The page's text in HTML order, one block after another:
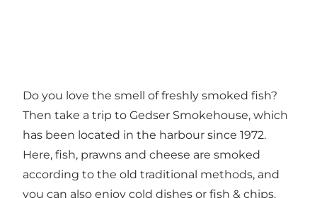
Do you love the smell of freshly smoked fish?
Then take a trip to Gedser Smokehouse, which
has been located in the harbour since 1972.
Here, fish, prawns and cheese are smoked
according to the old traditional methods, and
you can also enjoy cold dishes or fish & chips.